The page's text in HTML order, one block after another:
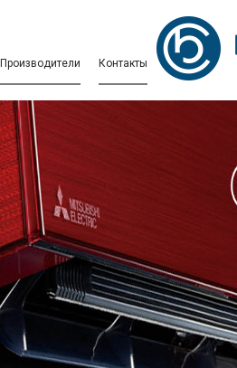
Производители Контакты